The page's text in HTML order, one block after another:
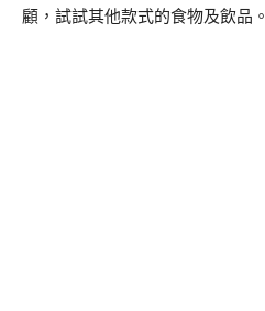
顧，試試其他款式的食物及飲品。